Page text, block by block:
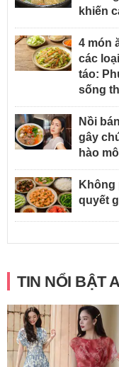
khiến
4 món
các
táo:
sống
Nồi
gây
hào
Không
quyết
TIN NỔI BẬT